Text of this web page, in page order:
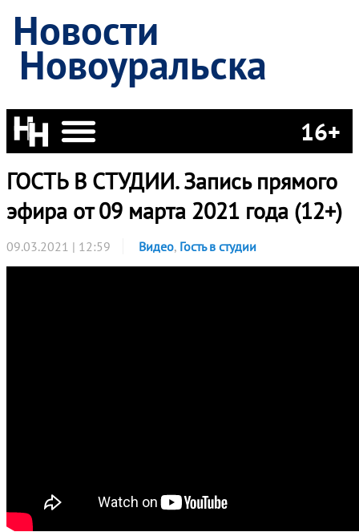
Новости
Новоуральска
16+
ГОСТЬ В СТУДИИ. Запись прямого
эфира от 09 марта 2021 года (12+)
09.03.2021 | 12:59 Видео, Гость в студии